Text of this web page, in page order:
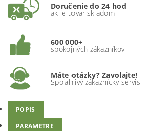
Doručenie do 24 hod
ak je tovar skladom
600 000+
spokojných zákazníkov
Máte otázky? Zavolajte!
Spoľahlivý zákaznícky servis
POPIS
PARAMETRE